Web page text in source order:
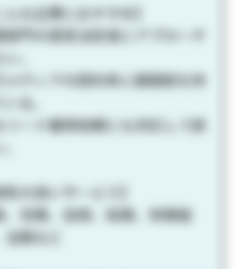
んな企業におすすめ】
部門の意思決定者にアプローチ
メディアの契約率に課題感を持
いる。
リード獲得依頼にも対応して欲
性の良いサービス】
、労務、採用、総務、財務経
務など